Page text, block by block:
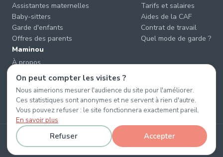
Assistantes maternelles
Baby-sitters
Garde d'enfants
Offres des parents
Tarifs et salaires
Aides de la CAF
Contrat de travail
Quel mode de garde ?
Maminou
À propos
Nous contacter
Éviter les arnaques
CGU & CGV
Confidentialité
© 2026 Maminou · Sans surtaxe, sans engagement. ·
Gérer les cookies
On peut compter les visites ?
Nous aimerions mesurer l'audience du site pour l'améliorer.
Ces statistiques sont anonymes et ne servent à rien d'autre.
Vous pouvez refuser : le site fonctionnera exactement pareil.
En savoir plus
Refuser Accepter